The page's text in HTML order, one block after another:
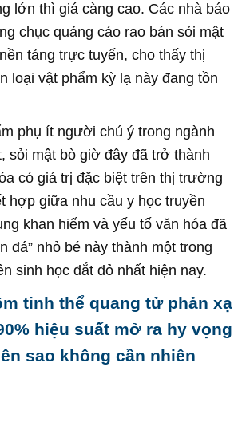
lớn thì giá càng cao. Các nhà báo
chục quảng cáo rao bán sỏi mật
tảng trực tuyến, cho thấy thị
loại vật phẩm kỳ lạ này đang tồn
phụ ít người chú ý trong ngành
sỏi mật bò giờ đây đã trở thành
có giá trị đặc biệt trên thị trường
hợp giữa nhu cầu y học truyền
khan hiếm và yếu tố văn hóa đã
đá” nhỏ bé này thành một trong
sinh học đắt đỏ nhất hiện nay.
tinh thể quang tử phản xạ
hiệu suất mở ra hy vọng
sao không cần nhiên